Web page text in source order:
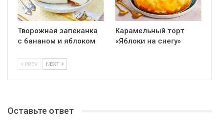
Творожная запеканка
с бананом и яблоком
Карамельный торт
«Яблоки на снегу»
PREV NEXT
Оставьте ответ